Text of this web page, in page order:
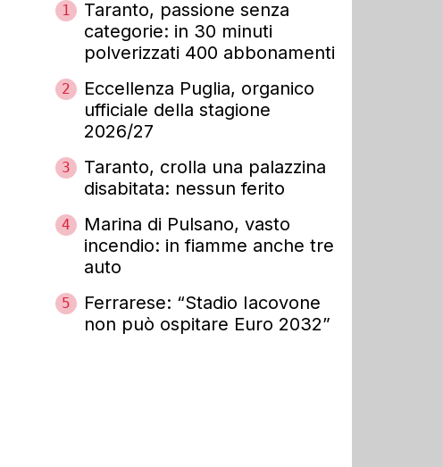
1
Taranto, passione senza
categorie: in 30 minuti
polverizzati 400 abbonamenti
2
Eccellenza Puglia, organico
ufficiale della stagione
2026/27
3
Taranto, crolla una palazzina
disabitata: nessun ferito
4
Marina di Pulsano, vasto
incendio: in fiamme anche tre
auto
5
Ferrarese: “Stadio Iacovone
non può ospitare Euro 2032”